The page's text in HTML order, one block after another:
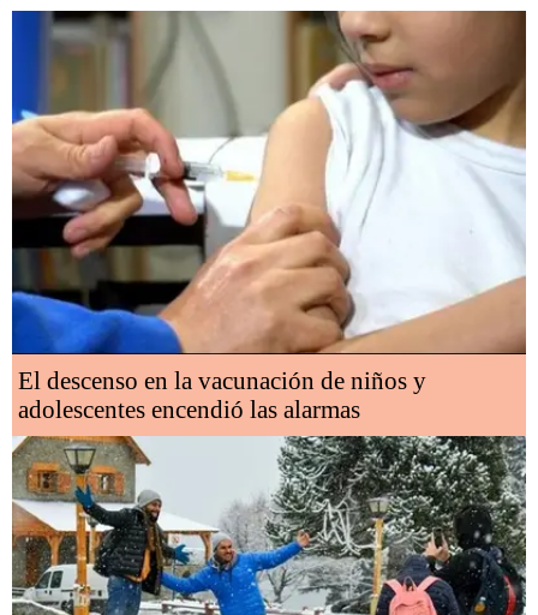
El descenso en la vacunación de niños y
adolescentes encendió las alarmas